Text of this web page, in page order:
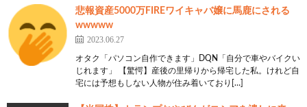
悲報資産5000万FIREワイキャバ嬢に馬鹿にされる
wwwww
2023.06.27
オタク「パソコン自作できます」DQN「自分で車やバイクい
じれます」 【驚愕】産後の里帰りから帰宅した私。けれど自
宅には予想もしない人物が住み着いており[…]